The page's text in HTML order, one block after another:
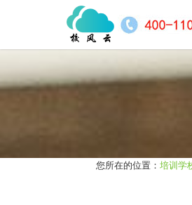
您所在的位置： 培训学